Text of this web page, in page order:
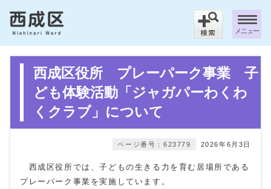
メニュー
西成区役所 プレーパーク事業 子
ども体験活動「ジャガパーわくわ
くクラブ」について
2026年6月3日
ページ番号：623779
西成区役所では、子どもの生きる力を育む居場所である
プレーパーク事業を実施しています。